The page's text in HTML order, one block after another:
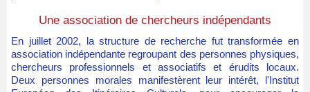
Une association de chercheurs indépendants
En juillet 2002, la structure de recherche fut transformée en
association indépendante regroupant des personnes physiques,
chercheurs professionnels et associatifs et érudits locaux.
Deux personnes morales manifestèrent leur intérêt, l'Institut